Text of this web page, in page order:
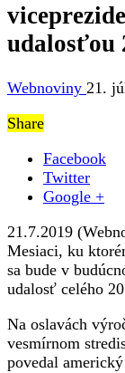
udalosťou
Webnoviny 21.
Share
Facebook
Twitter
Google +
21.7.2019
Mesiaci, ku
sa bude v
udalosť celého
Na oslavách
vesmírnom
povedal